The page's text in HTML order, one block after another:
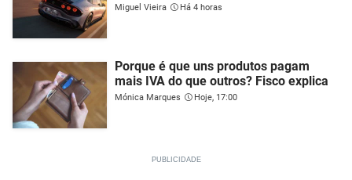
Miguel Vieira Há 4 horas
Porque é que uns produtos pagam
mais IVA do que outros? Fisco explica
Mónica Marques Hoje, 17:00